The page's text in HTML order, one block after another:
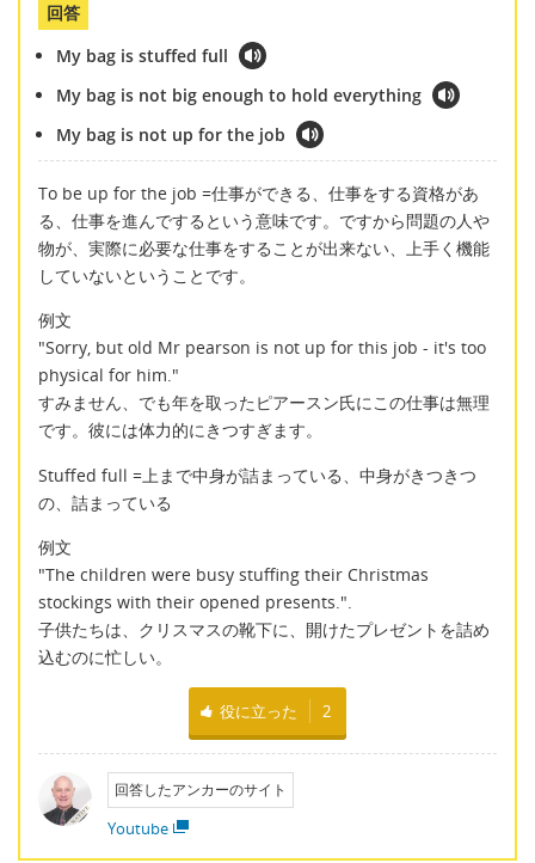
回答
My bag is stuffed full
My bag is not big enough to hold everything
My bag is not up for the job
To be up for the job =仕事ができる、仕事をする資格があ
る、仕事を進んでするという意味です。ですから問題の人や
物が、実際に必要な仕事をすることが出来ない、上手く機能
していないということです。
例文
"Sorry, but old Mr pearson is not up for this job - it's too
physical for him."
すみません、でも年を取ったピアースン氏にこの仕事は無理
です。彼には体力的にきつすぎます。
Stuffed full =上まで中身が詰まっている、中身がきつきつ
の、詰まっている
例文
"The children were busy stuffing their Christmas
stockings with their opened presents.".
子供たちは、クリスマスの靴下に、開けたプレゼントを詰め
込むのに忙しい。
役に立った 2
回答したアンカーのサイト
Youtube